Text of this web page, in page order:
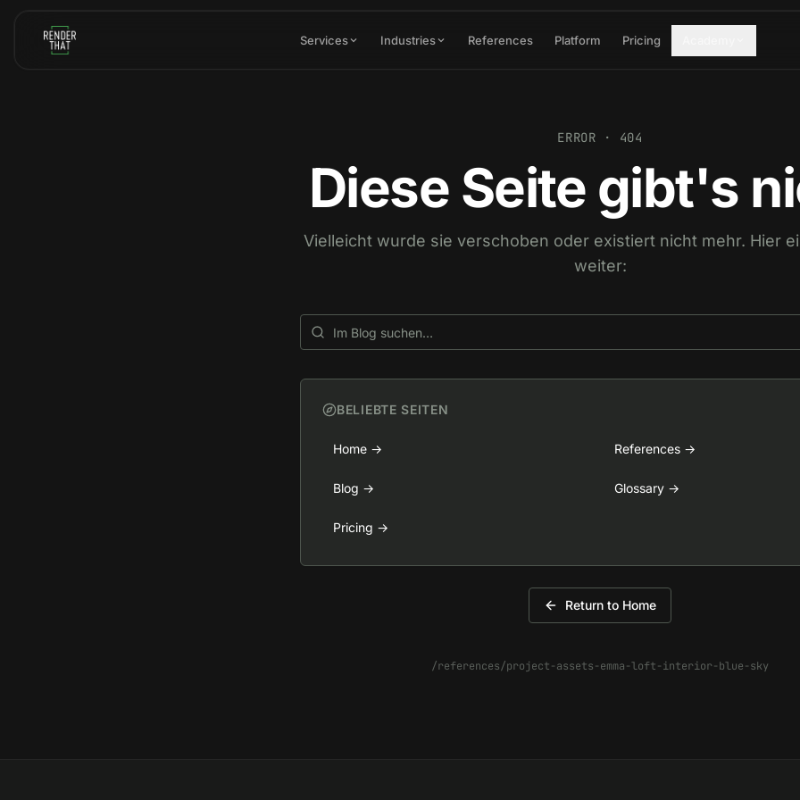
Services Industries References Platform Pricing
ERROR · 404
Diese Seite gibt's
Vielleicht wurde sie verschoben oder existiert nicht mehr. Hier
weiter:
BELIEBTE SEITEN
Home → References →
Blog → Glossary →
Pricing →
Return to Home
/references/project-assets-emma-loft-interior-blue-sky